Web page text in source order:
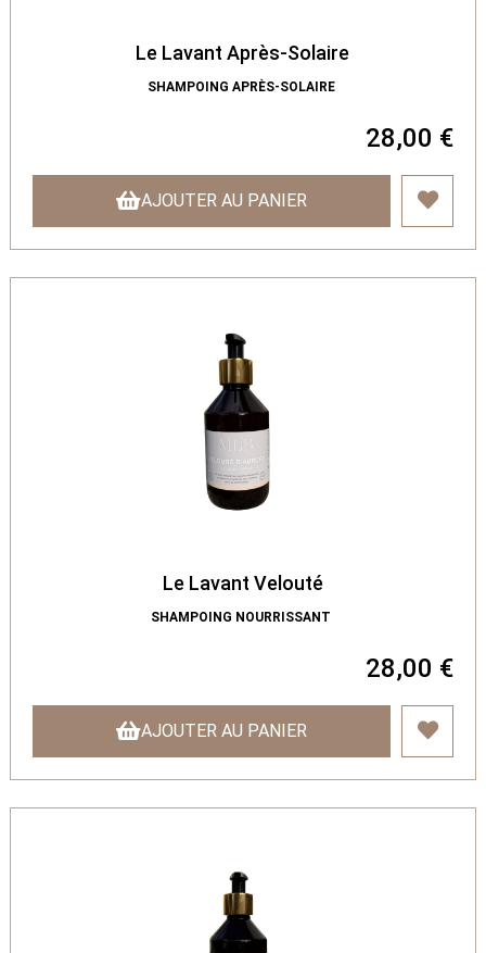
Le Lavant Après-Solaire
SHAMPOING APRÈS-SOLAIRE
28,00 €
AJOUTER AU PANIER
Le Lavant Velouté
SHAMPOING NOURRISSANT
28,00 €
AJOUTER AU PANIER